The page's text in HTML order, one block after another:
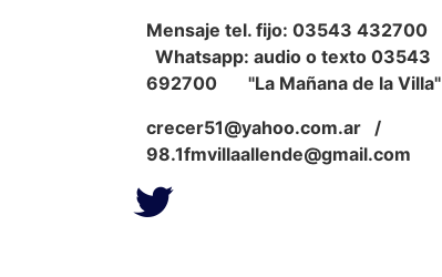
Mensaje tel. fijo: 03543 432700
Whatsapp: audio o texto 03543
692700 "La Mañana de la Villa"
crecer51@yahoo.com.ar /
98.1fmvillaallende@gmail.com